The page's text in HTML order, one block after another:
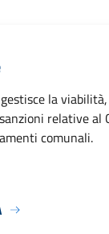
la
relative al
comunali.